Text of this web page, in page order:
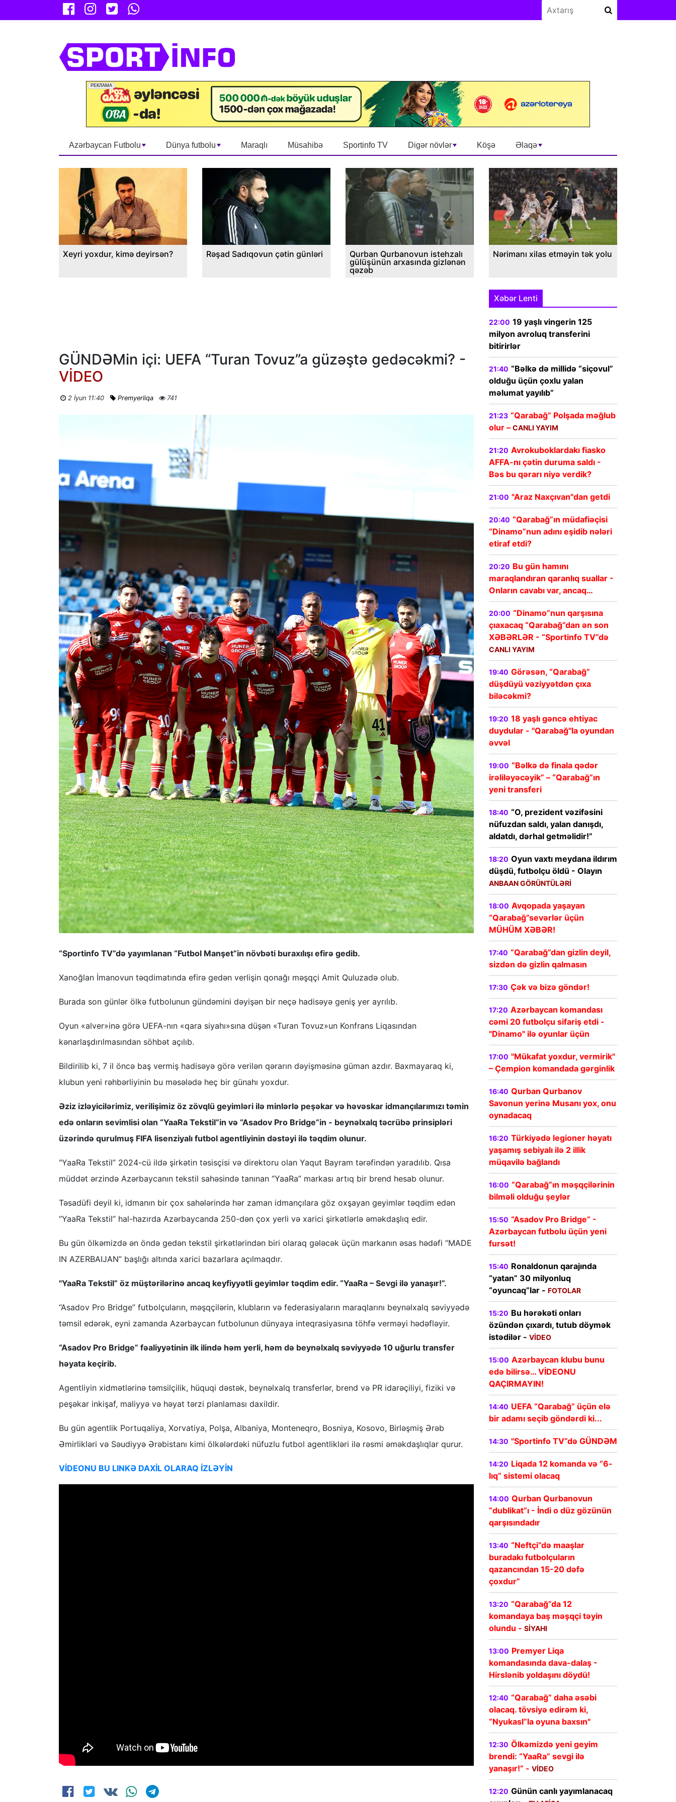
Azərbaycan Futbolu Dünya futbolu Maraqlı Müsahibə Sportinfo TV Digər növlər Köşə Əlaqə
Xeyri yoxdur, kimə deyirsən? Rəşad Sadıqovun çətin günləri
Qurban Qurbanovun istehzalı
gülüşünün arxasında gizlənən
qəzəb
Nərimanı xilas etməyin tək yolu
GÜNDƏMin içi: UEFA “Turan Tovuz”a güzəştə gedəcəkmi? -
VİDEO
2 İyun 11:40 Premyerliqa 741
“Sportinfo TV”də yayımlanan “Futbol Manşet”in növbəti buraxılışı efirə gedib.
Xanoğlan İmanovun təqdimatında efirə gedən verlişin qonağı məşqçi Amit Quluzadə olub.
Burada son günlər ölkə futbolunun gündəmini dəyişən bir neçə hadisəyə geniş yer ayrılıb.
Oyun «alver»inə görə UEFA-nın «qara siyahı»sına düşən «Turan Tovuz»un Konfrans Liqasından
kənarlaşdırılmasından söhbət açılıb.
Bildirilib ki, 7 il öncə baş vermiş hadisəyə görə verilən qərarın dəyişməsinə güman azdır. Baxmayaraq ki,
klubun yeni rəhbərliyinin bu məsələdə heç bir günahı yoxdur.
Əziz izləyicilərimiz, verilişimiz öz zövqlü geyimləri ilə minlərlə peşəkar və həvəskar idmançılarımızı təmin
edə onların sevimlisi olan “YaaRa Tekstil”in və “Asadov Pro Bridge”in - beynəlxalq təcrübə prinsipləri
üzərində qurulmuş FIFA lisenziyalı futbol agentliyinin dəstəyi ilə təqdim olunur.
"YaaRa Tekstil” 2024-cü ildə şirkətin təsisçisi və direktoru olan Yaqut Bayram tərəfindən yaradılıb. Qısa
müddət ərzində Azərbaycanın tekstil sahəsində tanınan “YaaRa” markası artıq bir brend hesab olunur.
Təsadüfi deyil ki, idmanın bir çox sahələrində hər zaman idmançılara göz oxşayan geyimlər təqdim edən
“YaaRa Tekstil” hal-hazırda Azərbaycanda 250-dən çox yerli və xarici şirkətlərlə əməkdaşlıq edir.
Bu gün ölkəmizdə ən öndə gedən tekstil şirkətlərindən biri olaraq gələcək üçün markanın əsas hədəfi “MADE
IN AZERBAIJAN” başlığı altında xarici bazarlara açılmaqdır.
"YaaRa Tekstil” öz müştərilərinə ancaq keyfiyyətli geyimlər təqdim edir. “YaaRa – Sevgi ilə yanaşır!”.
“Asadov Pro Bridge” futbolçuların, məşqçilərin, klubların və federasiyaların maraqlarını beynəlxalq səviyyədə
təmsil edərək, eyni zamanda Azərbaycan futbolunun dünyaya inteqrasiyasına töhfə verməyi hədəfləyir.
“Asadov Pro Bridge” fəaliyyətinin ilk ilində həm yerli, həm də beynəlxalq səviyyədə 10 uğurlu transfer
həyata keçirib.
Agentliyin xidmətlərinə təmsilçilik, hüquqi dəstək, beynəlxalq transferlər, brend və PR idarəçiliyi, fiziki və
peşəkar inkişaf, maliyyə və həyat tərzi planlaması daxildir.
Bu gün agentlik Portuqaliya, Xorvatiya, Polşa, Albaniya, Monteneqro, Bosniya, Kosovo, Birləşmiş Ərəb
Əmirlikləri və Səudiyyə Ərəbistanı kimi ölkələrdəki nüfuzlu futbol agentlikləri ilə rəsmi əməkdaşlıqlar qurur.
VİDEONU BU LINKƏ DAXİL OLARAQ İZLƏYİN
Xəbər Lenti
22:00 19 yaşlı vingerin 125
milyon avroluq transferini
bitirirlər
21:40 “Bəlkə də millidə “siçovul”
olduğu üçün çoxlu yalan
məlumat yayılıb”
21:23 “Qarabağ” Polşada məğlub
olur – CANLI YAYIM
21:20 Avrokuboklardakı fiasko
AFFA-nı çətin duruma saldı -
Bəs bu qərarı niyə verdik?
21:00 "Araz Naxçıvan"dan getdi
20:40 “Qarabağ”ın müdafiəçisi
“Dinamo”nun adını eşidib nələri
etiraf etdi?
20:20 Bu gün hamını
maraqlandıran qaranlıq suallar -
Onların cavabı var, ancaq…
20:00 “Dinamo”nun qarşısına
çıaxacaq “Qarabağ”dan ən son
XƏBƏRLƏR - “Sportinfo TV”də
CANLI YAYIM
19:40 Görəsən, “Qarabağ”
düşdüyü vəziyyətdən çıxa
biləcəkmi?
19:20 18 yaşlı gəncə ehtiyac
duydular - "Qarabağ"la oyundan
əvvəl
19:00 “Bəlkə də finala qədər
irəliləyəcəyik” – “Qarabağ”ın
yeni transferi
18:40 “O, prezident vəzifəsini
nüfuzdan saldı, yalan danışdı,
aldatdı, dərhal getməlidir!”
18:20 Oyun vaxtı meydana ildırım
düşdü, futbolçu öldü - Olayın
ANBAAN GÖRÜNTÜLƏRİ
18:00 Avqopada yaşayan
“Qarabağ”sevərlər üçün
MÜHÜM XƏBƏR!
17:40 “Qarabağ”dan gizlin deyil,
sizdən də gizlin qalmasın
17:30 Çək və bizə göndər!
17:20 Azərbaycan komandası
cəmi 20 futbolçu sifariş etdi -
"Dinamo" ilə oyunlar üçün
17:00 "Mükafat yoxdur, vermirik"
– Çempion komandada gərginlik
16:40 Qurban Qurbanov
Savonun yerinə Musanı yox, onu
oynadacaq
16:20 Türkiyədə legioner həyatı
yaşamış sebiyalı ilə 2 illik
müqavilə bağlandı
16:00 “Qarabağ”ın məşqçilərinin
bilməli olduğu şeylər
15:50 “Asadov Pro Bridge” -
Azərbaycan futbolu üçün yeni
fursət!
15:40 Ronaldonun qarajında
“yatan” 30 milyonluq
“oyuncaq”lar - FOTOLAR
15:20 Bu hərəkəti onları
özündən çıxardı, tutub döymək
istədilər - VİDEO
15:00 Azərbaycan klubu bunu
edə bilirsə… VİDEONU
QAÇIRMAYIN!
14:40 UEFA “Qarabağ” üçün elə
bir adamı seçib göndərdi ki...
14:30 "Sportinfo TV”də GÜNDƏM
14:20 Liqada 12 komanda və “6-
lıq” sistemi olacaq
14:00 Qurban Qurbanovun
“dublikat”ı - İndi o düz gözünün
qarşısındadır
13:40 “Neftçi”də maaşlar
buradakı futbolçuların
qazancından 15-20 dəfə
çoxdur”
13:20 “Qarabağ”da 12
komandaya baş məşqçi təyin
olundu - SİYAHI
13:00 Premyer Liqa
komandasında dava-dalaş -
Hirslənib yoldaşını döydü!
12:40 “Qarabağ” daha əsəbi
olacaq. tövsiyə edirəm ki,
“Nyukasl”la oyuna baxsın"
12:30 Ölkəmizdə yeni geyim
brendi: “YaaRa” sevgi ilə
yanaşır!” - VİDEO
12:20 Günün canlı yayımlanacaq